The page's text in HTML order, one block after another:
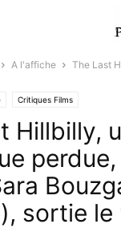
A l'affiche
The Last
Critiques Films
Hillbilly,
sortie le